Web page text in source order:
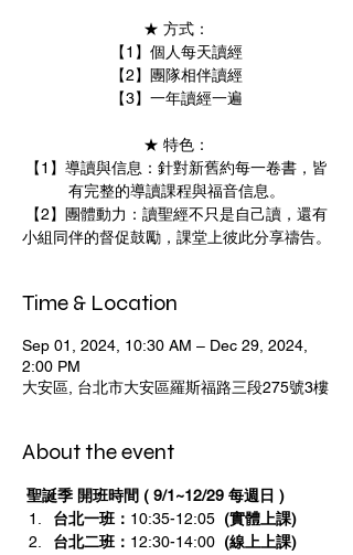
★ 方式：
【1】個人每天讀經
【2】團隊相伴讀經
【3】一年讀經一遍
★ 特色：
【1】導讀與信息：針對新舊約每一卷書，皆
有完整的導讀課程與福音信息。
【2】團體動力：讀聖經不只是自己讀，還有
小組同伴的督促鼓勵，課堂上彼此分享禱告。
Time & Location
Sep 01, 2024, 10:30 AM – Dec 29, 2024,
2:00 PM
大安區, 台北市大安區羅斯福路三段275號3樓
About the event
聖誕季 開班時間 ( 9/1~12/29 每週日 )
台北一班： 10:35-12:05 (實體上課)
台北二班： 12:30-14:00 (線上上課)